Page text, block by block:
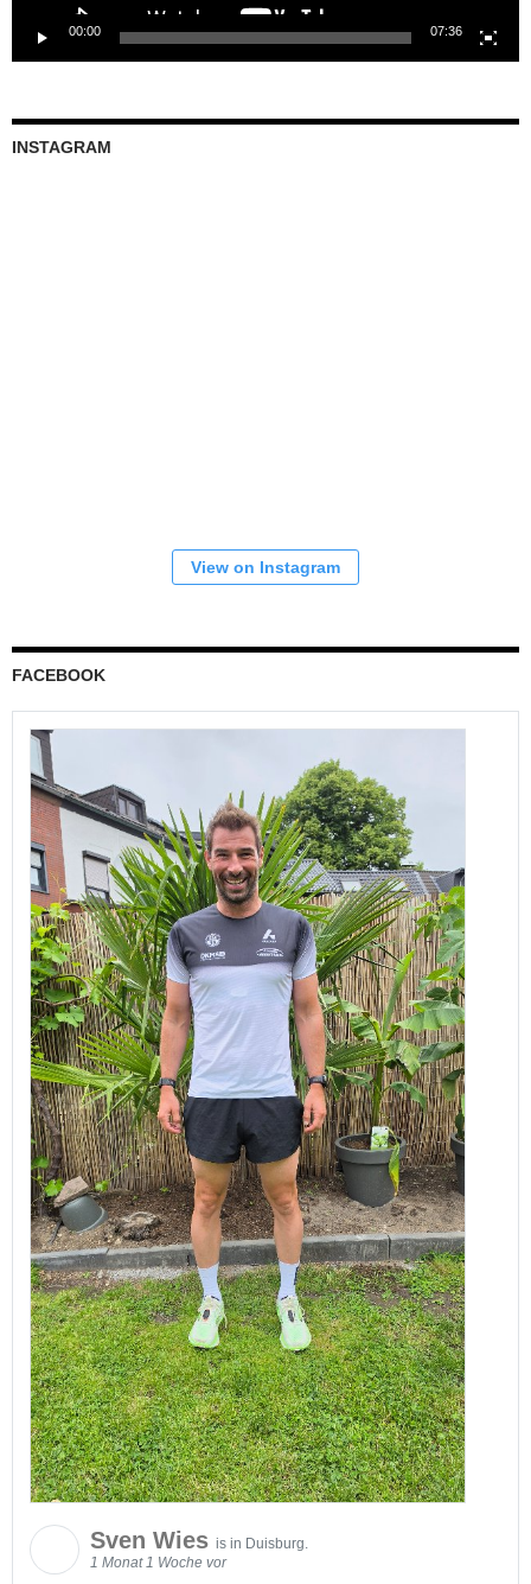
00:00 07:36
INSTAGRAM
View on Instagram
FACEBOOK
Sven Wies is in Duisburg.
1 Monat 1 Woche vor